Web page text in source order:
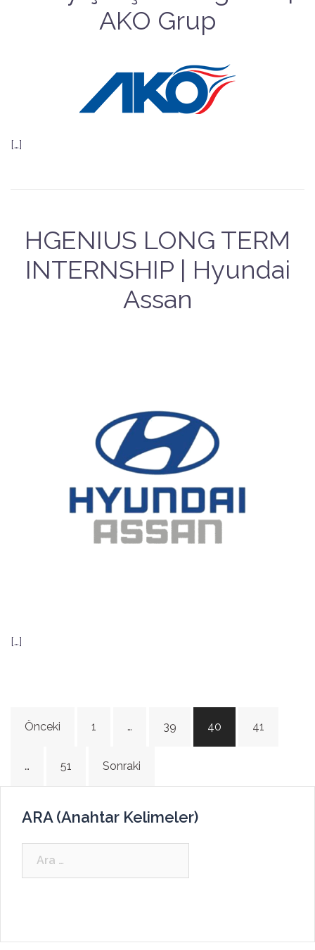
AKO Grup
[…]
HGENIUS LONG TERM
INTERNSHIP | Hyundai
Assan
[…]
Yazı
dolaşımı
Önceki 1 … 39 40 41
… 51 Sonraki
ARA (Anahtar Kelimeler)